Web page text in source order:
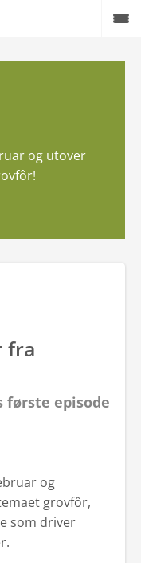
og utover
fra
første episode
og
grovfôr,
som driver